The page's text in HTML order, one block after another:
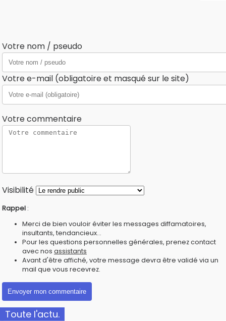
Votre nom / pseudo
Votre e-mail (obligatoire et masqué sur le site)
Votre commentaire
Visibilité
Rappel :
Merci de bien vouloir éviter les messages diffamatoires,
insultants, tendancieux...
Pour les questions personnelles générales, prenez contact
avec nos assistants
Avant d'être affiché, votre message devra être validé via un
mail que vous recevrez.
Toute l'actu.